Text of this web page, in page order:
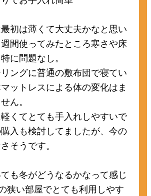
初は薄くて大丈夫かなと思い
間使ってみたところ寒さや床
に問題なし。
ングに普通の敷布団で寝てい
ットレスによる体の変化はま
ん。
くてとても手入れしやすいで
入も検討してましたが、今の
そうです。
も冬がどうなるかなって感じ
狭い部屋でとても利用しやす